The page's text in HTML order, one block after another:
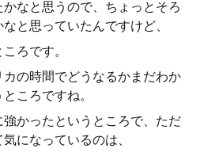
なと思うので、ちょっとそろ
と思っていたんですけど、
ろです。
の時間でどうなるかまだわか
ころですね。
かったというところで、ただ
になっているのは、